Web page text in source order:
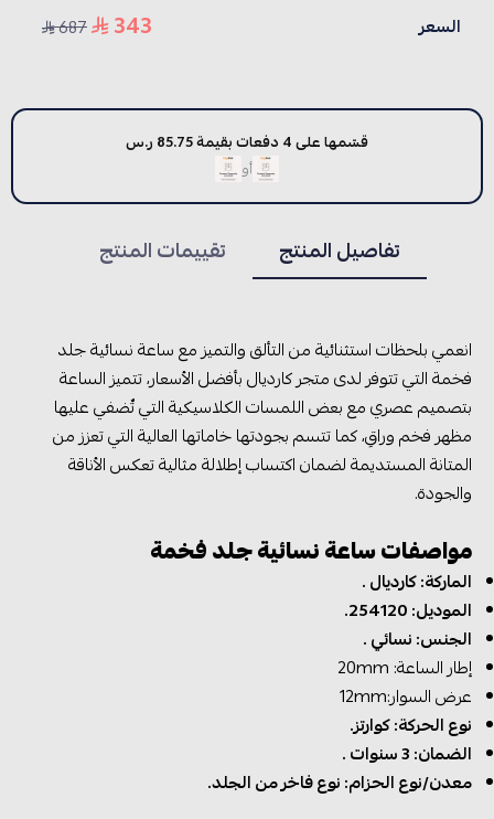
السعر 343
687
قسّمها على 4 دفعات بقيمة 85.75 ر.س
أو
تفاصيل المنتج تقييمات المنتج
انعمي بلحظات استثنائية من التألق والتميز مع ساعة نسائية جلد
فخمة التي تتوفر لدى متجر كارديال بأفضل الأسعار، تتميز الساعة
بتصميم عصري مع بعض اللمسات الكلاسيكية التي تٌضفي عليها
مظهر فخم وراقِ، كما تتسم بجودتها خاماتها العالية التي تعزز من
المتانة المستديمة لضمان اكتساب إطلالة مثالية تعكس الأناقة
والجودة.
مواصفات ساعة نسائية جلد فخمة
الماركة: كارديال .
الموديل:254120.
الجنس: نسائي .
إطار الساعة: 20mm
عرض السوار:12mm
نوع الحركة: كوارتز.
الضمان: 3 سنوات .
معدن/نوع الحزام: نوع فاخر من الجلد.